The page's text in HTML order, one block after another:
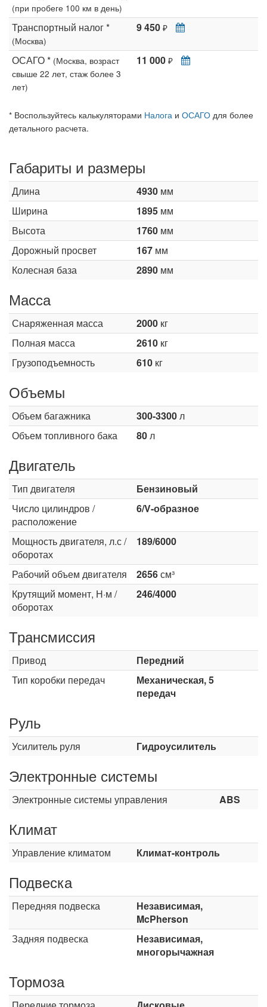
(при пробеге 100 км в день)
Транспортный налог *
(Москва)
9 450 ₽
ОСАГО * (Москва, возраст
свыше 22 лет, стаж более 3
лет)
11 000 ₽
* Воспользуйтесь калькуляторами Налога и ОСАГО для более
детального расчета.
Габариты и размеры
Длина 4930 мм
Ширина
1895 мм
Высота
1760 мм
Дорожный просвет
167 мм
Колесная база
2890 мм
Масса
Снаряженная масса 2000 кг
Полная масса
2610 кг
Грузоподъемность
610 кг
Объемы
Объем багажника 300-3300л
Объем топливного бака
80л
Двигатель
Тип двигателя
Бензиновый
Число цилиндров /
расположение
6/V-образное
Мощность двигателя, л.с /
оборотах
189/6000
Рабочий объем двигателя 2656см³
Крутящий момент, Н·м /
оборотах
246/4000
Трансмиссия
Привод
Передний
Тип коробки передач
Механическая, 5
передач
Руль
Усилитель руля Гидроусилитель
Электронные системы
Электронные системы управления ABS
Климат
Управление климатом Климат-контроль
Подвеска
Передняя подвеска
Независимая,
McPherson
Задняя подвеска
Независимая,
многорычажная
Тормоза